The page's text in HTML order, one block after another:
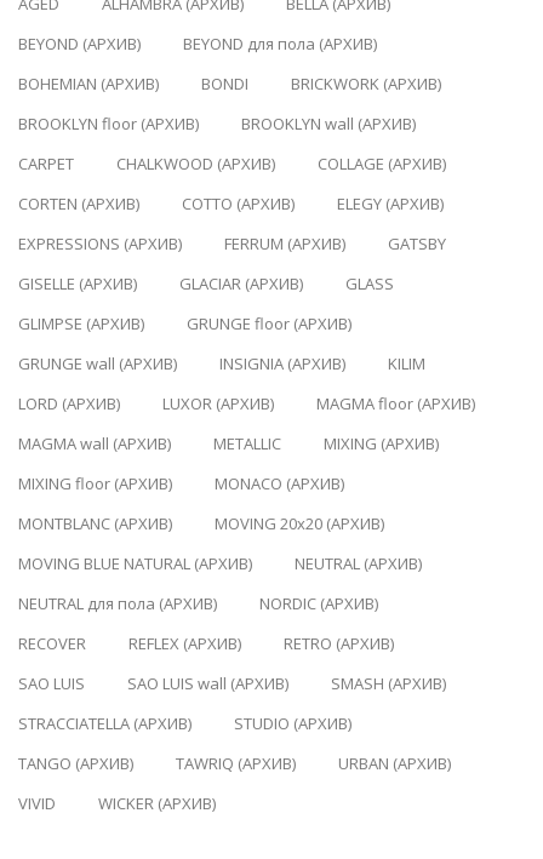
BEYOND (АРХИВ)
BEYOND для пола (АРХИВ)
BOHEMIAN (АРХИВ)
BONDI
BRICKWORK (АРХИВ)
BROOKLYN floor (АРХИВ)
BROOKLYN wall (АРХИВ)
CARPET
CHALKWOOD (АРХИВ)
COLLAGE (АРХИВ)
CORTEN (АРХИВ)
COTTO (АРХИВ)
ELEGY (АРХИВ)
EXPRESSIONS (АРХИВ)
FERRUM (АРХИВ)
GATSBY
GISELLE (АРХИВ)
GLACIAR (АРХИВ)
GLASS
GLIMPSE (АРХИВ)
GRUNGE floor (АРХИВ)
GRUNGE wall (АРХИВ)
INSIGNIA (АРХИВ)
KILIM
LORD (АРХИВ)
LUXOR (АРХИВ)
MAGMA floor (АРХИВ)
MAGMA wall (АРХИВ)
METALLIC
MIXING (АРХИВ)
MIXING floor (АРХИВ)
MONACO (АРХИВ)
MONTBLANC (АРХИВ)
MOVING 20x20 (АРХИВ)
MOVING BLUE NATURAL (АРХИВ)
NEUTRAL (АРХИВ)
NEUTRAL для пола (АРХИВ)
NORDIC (АРХИВ)
RECOVER
REFLEX (АРХИВ)
RETRO (АРХИВ)
SAO LUIS
SAO LUIS wall (АРХИВ)
SMASH (АРХИВ)
STRACCIATELLA (АРХИВ)
STUDIO (АРХИВ)
TANGO (АРХИВ)
TAWRIQ (АРХИВ)
URBAN (АРХИВ)
VIVID
WICKER (АРХИВ)